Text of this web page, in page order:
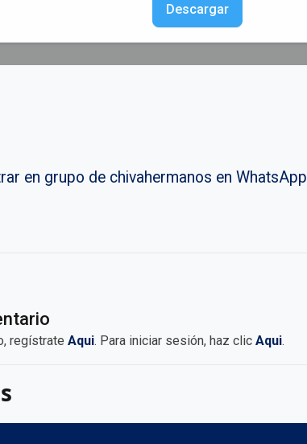
Descargar
en grupo de chivahermanos en WhatsApp
regístrate Aqui. Para iniciar sesión, haz clic Aqui.